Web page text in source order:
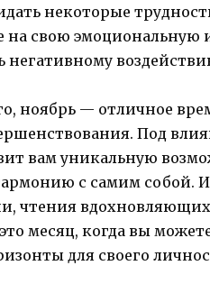
некоторые
на свою эмоциональную
негативному
ноябрь — отличное
Под
вам уникальную
с самим собой.
чтения
месяц, когда вы
для своего